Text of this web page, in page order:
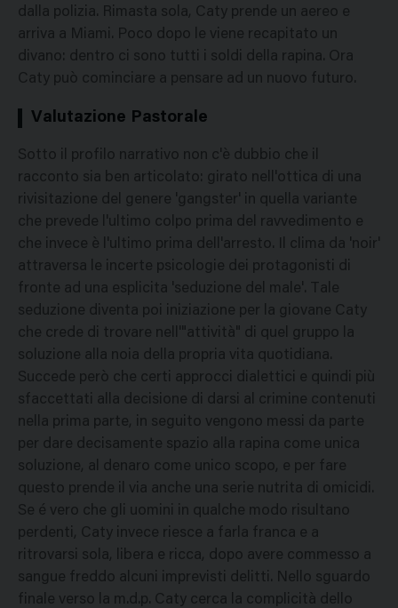
dalla polizia. Rimasta sola, Caty prende un aereo e
arriva a Miami. Poco dopo le viene recapitato un
divano: dentro ci sono tutti i soldi della rapina. Ora
Caty può cominciare a pensare ad un nuovo futuro.
Valutazione Pastorale
Sotto il profilo narrativo non c'è dubbio che il
racconto sia ben articolato: girato nell'ottica di una
rivisitazione del genere 'gangster' in quella variante
che prevede l'ultimo colpo prima del ravvedimento e
che invece è l'ultimo prima dell'arresto. Il clima da 'noir'
attraversa le incerte psicologie dei protagonisti di
fronte ad una esplicita 'seduzione del male'. Tale
seduzione diventa poi iniziazione per la giovane Caty
che crede di trovare nell'"attività" di quel gruppo la
soluzione alla noia della propria vita quotidiana.
Succede però che certi approcci dialettici e quindi più
sfaccettati alla decisione di darsi al crimine contenuti
nella prima parte, in seguito vengono messi da parte
per dare decisamente spazio alla rapina come unica
soluzione, al denaro come unico scopo, e per fare
questo prende il via anche una serie nutrita di omicidi.
Se é vero che gli uomini in qualche modo risultano
perdenti, Caty invece riesce a farla franca e a
ritrovarsi sola, libera e ricca, dopo avere commesso a
sangue freddo alcuni imprevisti delitti. Nello sguardo
finale verso la m.d.p. Caty cerca la complicità dello